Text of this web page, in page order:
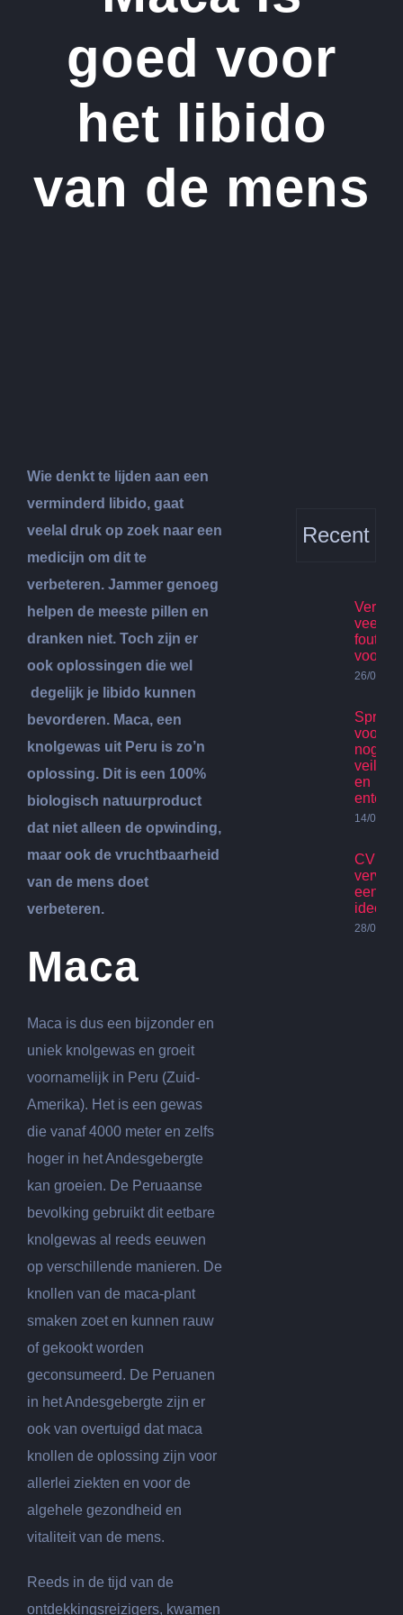
goed voor
het libido
van de mens
Wie denkt te lijden aan een
verminderd libido, gaat
veelal druk op zoek naar een
medicijn om dit te
verbeteren. Jammer genoeg
helpen de meeste pillen en
dranken niet. Toch zijn er
ook oplossingen die wel
degelijk je libido kunnen
bevorderen. Maca, een
knolgewas uit Peru is zo’n
oplossing. Dit is een 100%
biologisch natuurproduct
dat niet alleen de opwinding,
maar ook de vruchtbaarheid
van de mens doet
verbeteren.
Maca
Maca is dus een bijzonder en
uniek knolgewas en groeit
voornamelijk in Peru (Zuid-
Amerika). Het is een gewas
die vanaf 4000 meter en zelfs
hoger in het Andesgebergte
kan groeien. De Peruaanse
bevolking gebruikt dit eetbare
knolgewas al reeds eeuwen
op verschillende manieren. De
knollen van de maca-plant
smaken zoet en kunnen rauw
of gekookt worden
geconsumeerd. De Peruanen
in het Andesgebergte zijn er
ook van overtuigd dat maca
knollen de oplossing zijn voor
allerlei ziekten en voor de
algehele gezondheid en
vitaliteit van de mens.
Reeds in de tijd van de
ontdekkingsreizigers, kwamen
Recent
fouten
26/07/
voor
nog
veilig
en
14/07/
CV
een
idee?
28/06/